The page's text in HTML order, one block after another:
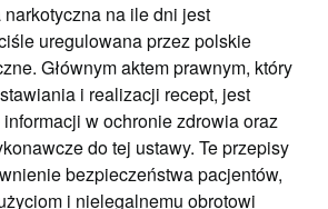
na ile dni jest
uregulowana przez polskie
Głównym aktem prawnym, który
i realizacji recept, jest
w ochronie zdrowia oraz
do tej ustawy. Te przepisy
bezpieczeństwa pacjentów,
i nielegalnemu obrotowi